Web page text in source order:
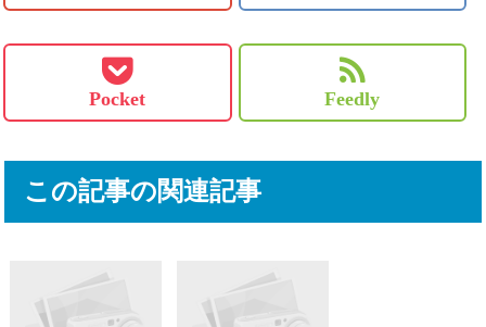
Pocket Feedly
この記事の関連記事